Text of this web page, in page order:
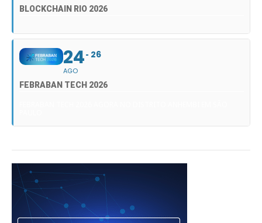
BLOCKCHAIN RIO 2026
24
AGO
26
FEBRABAN TECH 2026